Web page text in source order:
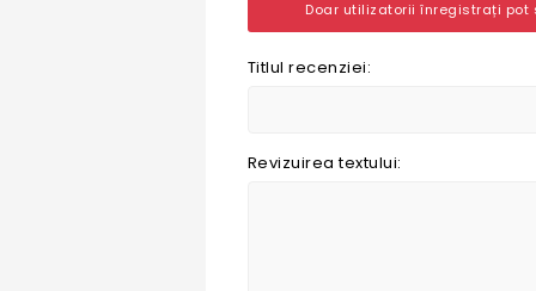
Doar utilizatorii înregistrați pot
Titlul recenziei:
Revizuirea textului: